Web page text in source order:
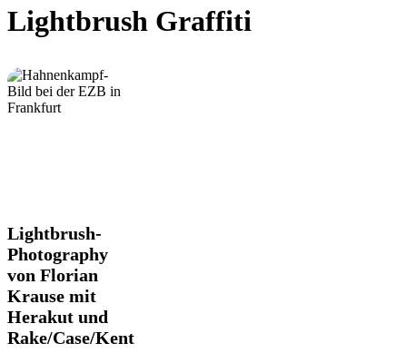
Lightbrush Graffiti
Lightbrush-
Photography
von
Florian
Krause
mit
Herakut
und
Lightbrush-
Photography
von Florian
Krause mit
Herakut und
Rake/Case/Kent